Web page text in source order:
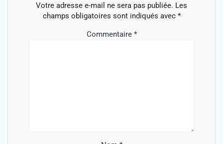
Votre adresse e-mail ne sera pas publiée. Les
champs obligatoires sont indiqués avec *
Commentaire *